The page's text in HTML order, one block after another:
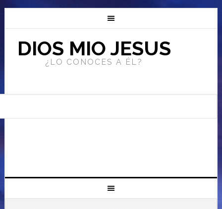
DIOS MIO JESUS
¿LO CONOCES A ÉL?